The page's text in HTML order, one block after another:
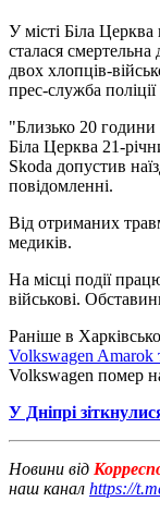
У місті Біла Церква
сталася
двох хлопців-
прес-служба поліції
"Близько 20 години
Біла Церква 21-
Skoda допустив
повідомленні.
Від отриманих
медиків.
На місці події
військові.
Раніше в
Volkswagen Amarok
Volkswagen помер
У Дніпрі
Новини від
наш канал https://